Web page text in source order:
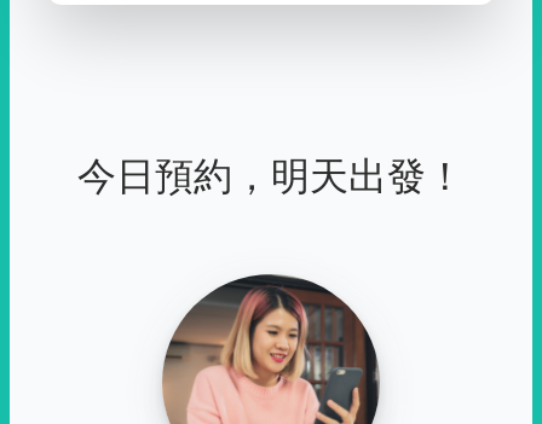
今日預約，明天出發！